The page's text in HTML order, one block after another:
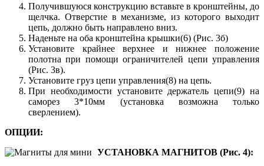
Получившуюся конструкцию вставьте в кронштейны, до
щелчка. Отверстие в механизме, из которого выходит
цепь, должно быть направлено вниз.
Наденьте на оба кронштейна крышки(6) (Рис. 3б)
Установите крайнее верхнее и нижнее положение
полотна при помощи ограничителей цепи управления
(Рис. 3в).
Установите груз цепи управления(8) на цепь.
При необходимости установите держатель цепи(9) на
саморез 3*10мм (установка возможна только
сверлением).
ОПЦИИ:
УСТАНОВКА МАГНИТОВ (Рис. 4):